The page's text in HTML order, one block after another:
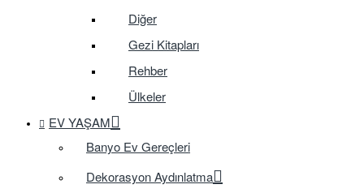
Diğer
Gezi Kitapları
Rehber
Ülkeler
EV YAŞAM
Banyo Ev Gereçleri
Dekorasyon Aydınlatma